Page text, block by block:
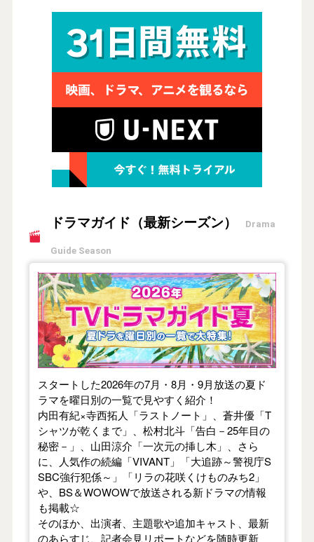
ドラマガイド（最新シーズン） Drama
Guide Season
【2026年夏】TVドラマガイド
スタートした2026年の7月・8月・9月放送の夏ド
ラマを曜日別の一覧で見やすく紹介！
内田有紀×寺西拓人「ラストノート」、蒼井優「T
シャツが乾くまで」、松村北斗「告白－25年目の
秘密－」、山田涼介「一次元の挿し木」、さら
に、人気作の続編「VIVANT」「大追跡～警視庁S
SBC強行犯係～」「リラの花咲くけものみち2」
や、BS＆WOWOWで放送される新ドラマの情報
も掲載☆
そのほか、出演者、主題歌や追加キャスト、最新
のあらすじ、記者会見リポートなどを随時更新